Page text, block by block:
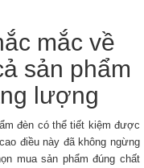
mắc về
sản phẩm
lượng
đèn có thể tiết kiệm được
điều này đã không ngừng
mua sản phẩm đúng chất